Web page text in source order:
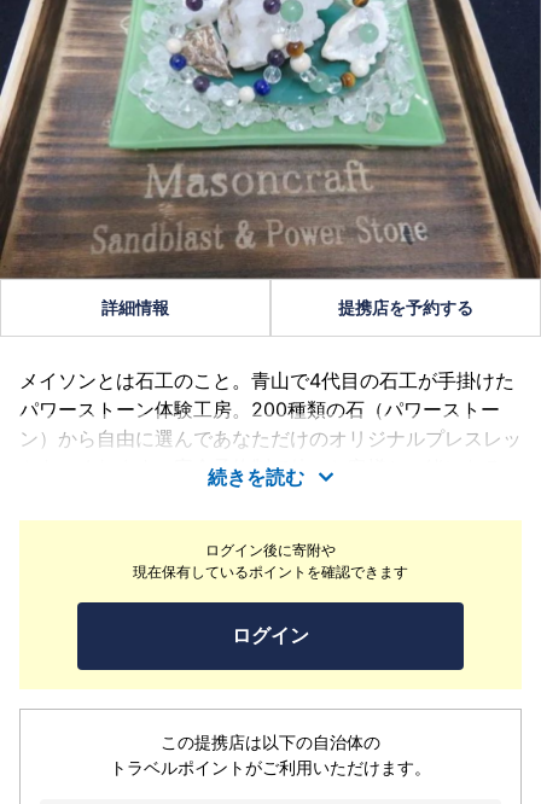
ログイン後に寄附や
現在保有しているポイントを確認できます
ログイン
この提携店は以下の自治体の
トラベルポイントがご利用いただけます。
詳細情報 提携店を予約する
メイソンとは石工のこと。青山で4代目の石工が手掛けた
パワーストーン体験工房。200種類の石（パワーストー
ン）から自由に選んであなただけのオリジナルプレスレッ
トをつくれます。完全予約制で他のお客様と一緒になるこ
とはありません。ご自身のペースで（時間内に限る）ゆっ
くりと没頭できます。世界に一つだけの完全オリジナルブ
レスレットを作りませんか！！天然石の美しさに癒されて
ください！！
続きを読む